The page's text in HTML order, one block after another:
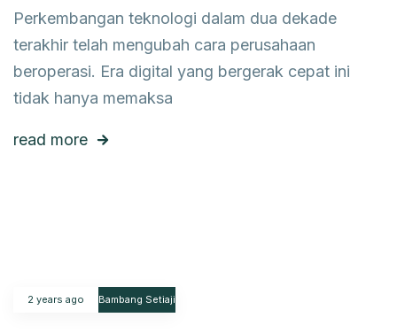
Perkembangan teknologi dalam dua dekade
terakhir telah mengubah cara perusahaan
beroperasi. Era digital yang bergerak cepat ini
tidak hanya memaksa
read more
2 years ago Bambang Setiaji